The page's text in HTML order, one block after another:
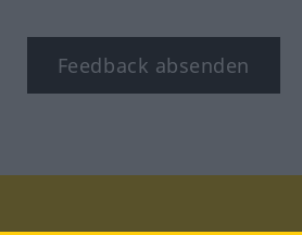
Feedback absenden